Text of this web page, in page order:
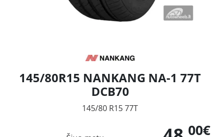
145/80R15 NANKANG NA-1 77T
DCB70
145/80 R15 77T
00€